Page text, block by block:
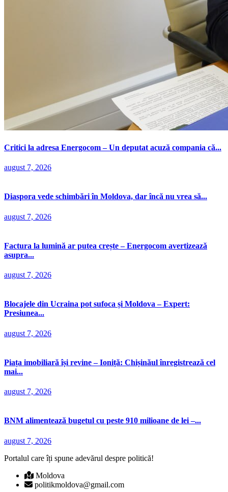
Critici la adresa Energocom – Un deputat acuză compania că...
august 7, 2026
Diaspora vede schimbări în Moldova, dar încă nu vrea să...
august 7, 2026
Factura la lumină ar putea crește – Energocom avertizează
asupra...
august 7, 2026
Blocajele din Ucraina pot sufoca și Moldova – Expert:
Presiunea...
august 7, 2026
Piața imobiliară își revine – Ioniță: Chișinăul înregistrează cel
mai...
august 7, 2026
BNM alimentează bugetul cu peste 910 milioane de lei –...
august 7, 2026
Portalul care îți spune adevărul despre politică!
Moldova
politikmoldova@gmail.com